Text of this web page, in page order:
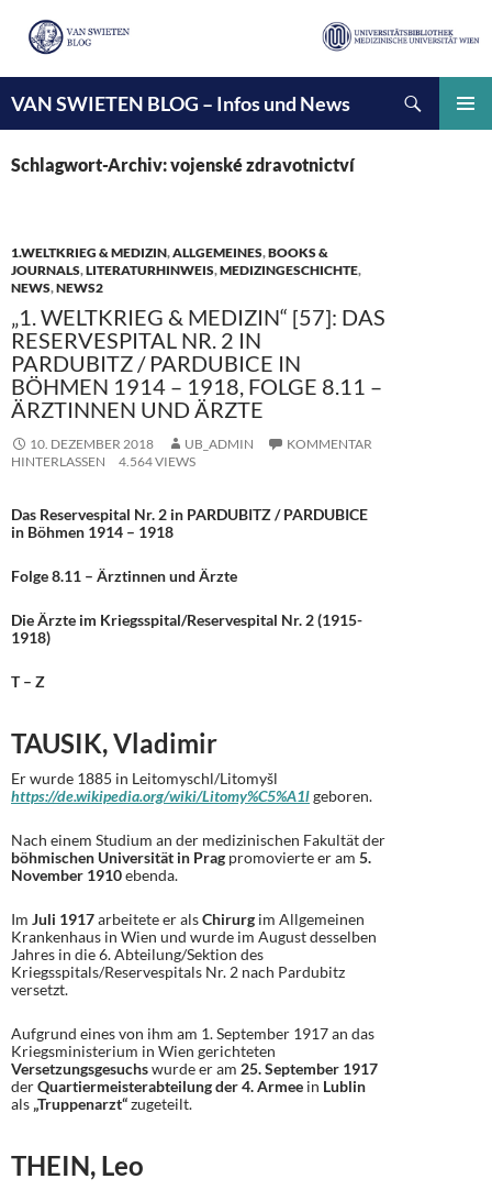
VAN SWIETEN BLOG – Infos und News
INHALT
SPRINGEN
Schlagwort-Archiv: vojenské zdravotnictví
1.WELTKRIEG & MEDIZIN,ALLGEMEINES,BOOKS &
JOURNALS,LITERATURHINWEIS,MEDIZINGESCHICHTE,
NEWS,NEWS2
„1. WELTKRIEG & MEDIZIN“ [57]: DAS
RESERVESPITAL NR. 2 IN
PARDUBITZ / PARDUBICE IN
BÖHMEN 1914 – 1918, FOLGE 8.11 –
ÄRZTINNEN UND ÄRZTE
10. DEZEMBER 2018 UB_ADMIN
KOMMENTAR
HINTERLASSEN
4.564 VIEWS
Das Reservespital Nr. 2 in PARDUBITZ / PARDUBICE
in Böhmen 1914 – 1918
Folge 8.11 – Ärztinnen und Ärzte
Die Ärzte im Kriegsspital/Reservespital Nr. 2 (1915-
1918)
T – Z
TAUSIK, Vladimir
Er wurde 1885 in Leitomyschl/Litomyšl
https://de.wikipedia.org/wiki/Litomy%C5%A1lgeboren.
Nach einem Studium an der medizinischen Fakultät der
böhmischen Universität in Prag promovierte er am 5.
November 1910ebenda.
Im Juli 1917arbeitete er alsChirurg im Allgemeinen
Krankenhaus in Wien und wurde im August desselben
Jahres in die 6. Abteilung/Sektion des
Kriegsspitals/Reservespitals Nr. 2 nach Pardubitz
versetzt.
Aufgrund eines von ihm am 1. September 1917 an das
Kriegsministerium in Wien gerichteten
Versetzungsgesuchswurde er am 25. September 1917
derQuartiermeisterabteilung der 4. Armee in Lublin
als „Truppenarzt“zugeteilt.
THEIN, Leo